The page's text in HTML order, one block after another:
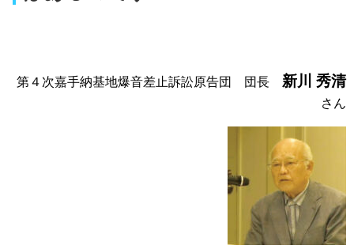
第４次嘉手納基地爆音差止訴訟原告団 団長 新川 秀清
さん